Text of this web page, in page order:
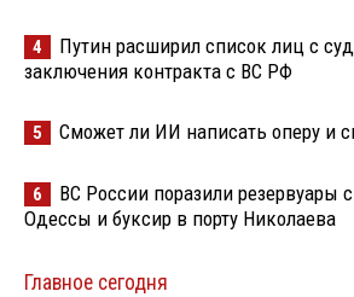
4
Путин расширил список лиц с
заключения контракта с ВС РФ
5 Сможет ли ИИ написать оперу и
6
ВС России поразили резервуары
Одессы и буксир в порту Николаева
Главное сегодня